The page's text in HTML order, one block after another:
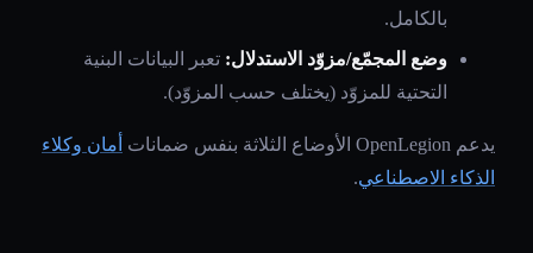
بالكامل.
وضع المجمّع/مزوّد الاستدلال: تعبر البيانات البنية
التحتية للمزوّد (يختلف حسب المزوّد).
يدعم OpenLegion الأوضاع الثلاثة بنفس ضمانات
أمان وكلاء
الذكاء الاصطناعي.